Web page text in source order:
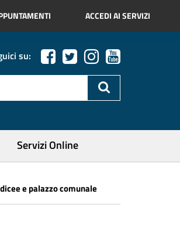
ACCEDI AI SERVIZI
su:
Servizi Online
e palazzo comunale